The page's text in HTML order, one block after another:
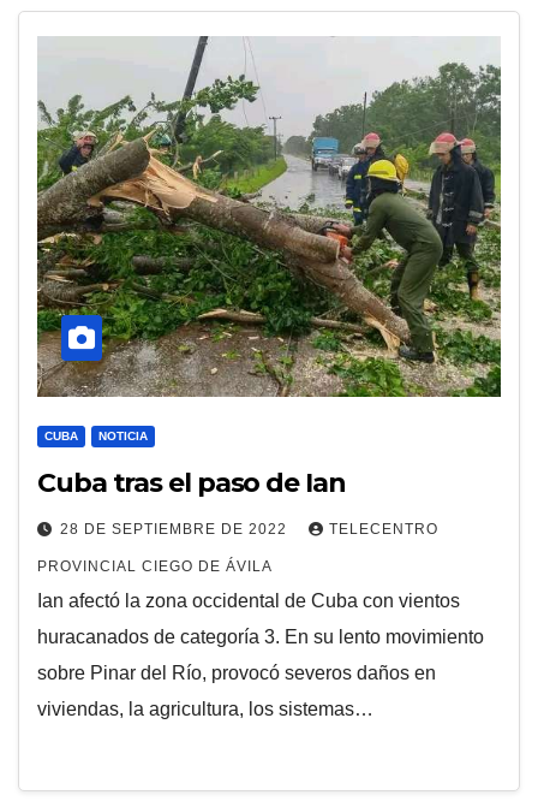
CUBA NOTICIA
Cuba tras el paso de Ian
28 DE SEPTIEMBRE DE 2022 TELECENTRO
PROVINCIAL CIEGO DE ÁVILA
Ian afectó la zona occidental de Cuba con vientos
huracanados de categoría 3. En su lento movimiento
sobre Pinar del Río, provocó severos daños en
viviendas, la agricultura, los sistemas…